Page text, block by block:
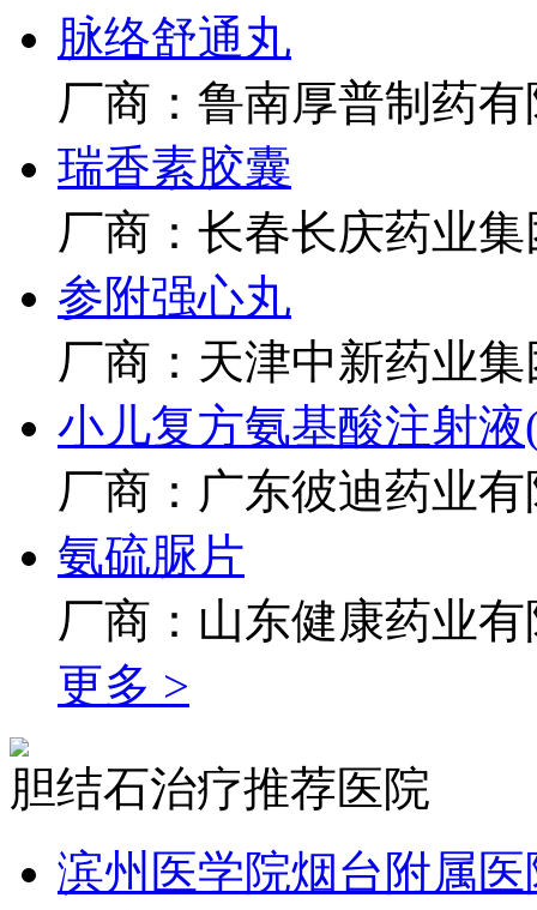
脉络舒通丸
厂商：鲁南厚普制药
瑞香素胶囊
厂商：长春长庆药业
参附强心丸
厂商：天津中新药业
小儿复方氨基酸注射液
厂商：广东彼迪药业
氨硫脲片
厂商：山东健康药业
更多 >
胆结石治疗推荐医院
滨州医学院烟台附属医